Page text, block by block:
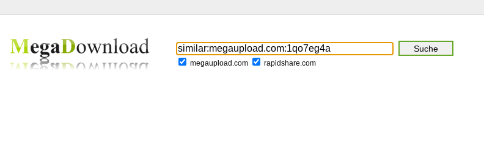
megaupload.com rapidshare.com